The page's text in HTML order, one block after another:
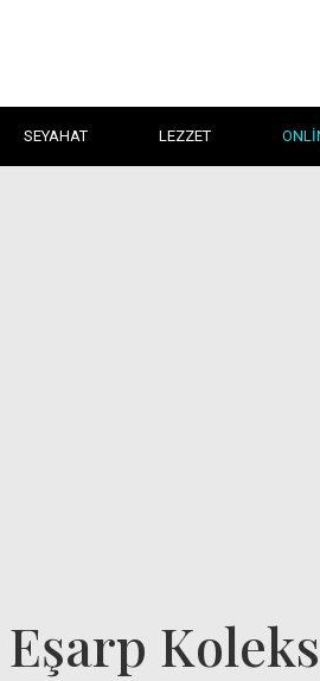
SEYAHAT LEZZET
Eşarp